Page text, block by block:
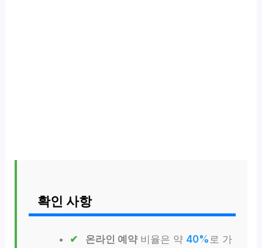
확인 사항
온라인 예약비율은 약 40%로 가